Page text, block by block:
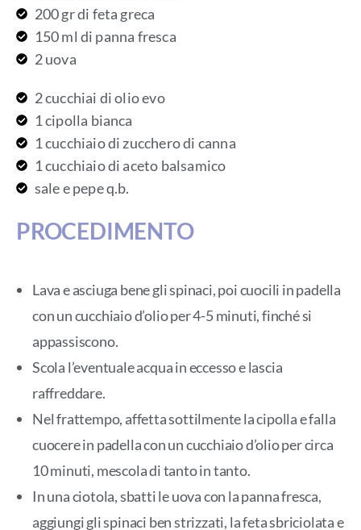
200 gr di feta greca
150 ml di panna fresca
2 uova
2 cucchiai di olio evo
1 cipolla bianca
1 cucchiaio di zucchero di canna
1 cucchiaio di aceto balsamico
sale e pepe q.b.
PROCEDIMENTO
Lava e asciuga bene gli spinaci, poi cuocili in padella
con un cucchiaio d’olio per 4-5 minuti, finché si
appassiscono.
Scola l’eventuale acqua in eccesso e lascia
raffreddare.
Nel frattempo, affetta sottilmente la cipolla e falla
cuocere in padella con un cucchiaio d’olio per circa
10 minuti, mescola di tanto in tanto.
In una ciotola, sbatti le uova con la panna fresca,
aggiungi gli spinaci ben strizzati, la feta sbriciolata e